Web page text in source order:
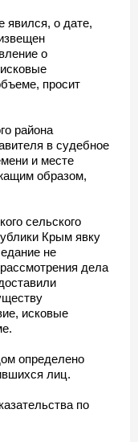
явился, о дате,
о
просит
района
в судебное
и месте
образом,
сельского
Крым явку
не
дела
исковые
определено
лиц.
по